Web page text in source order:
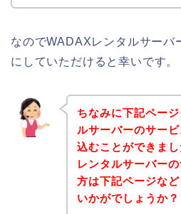
なのでWADAXレンタルサーバ
にしていただけると幸いです。
ちなみに下記ペー
ルサーバーのサー
込むことができま
レンタルサーバー
方は下記ページな
いかがでしょうか？